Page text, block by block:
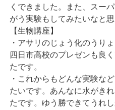
くできました。また、スー
がう実験もしてみたいなと思
【生物講座】
・アサリのじょう化のうり
四日市高校のプレゼンも良
たです。
・これからもどんな実験な
たいです。あんなに水がき
たです。ゆう勝できてうれし